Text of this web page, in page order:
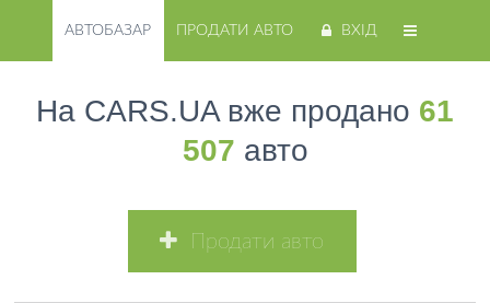
АВТОБАЗАР ПРОДАТИ АВТО ВХІД
На CARS.UA вже продано 61
507 авто
Продати авто